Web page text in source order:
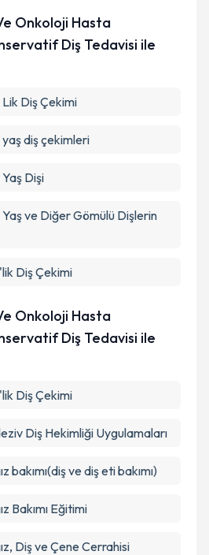
Onkoloji Hasta
Diş Tedavisi ile
Diş Çekimi
diş çekimleri
Dişi
ve Diğer Gömülü Dişlerin
Diş Çekimi
Onkoloji Hasta
Diş Tedavisi ile
Diş Çekimi
Diş Hekimliği Uygulamaları
bakımı(diş ve diş eti bakımı)
Bakımı Eğitimi
Diş ve Çene Cerrahisi